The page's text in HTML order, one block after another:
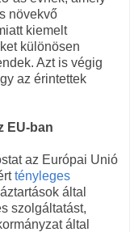
növekvő
kiemelt
különösen
Azt is végig
az érintettek
EU-ban
az Európai Unió
tényleges
által
szolgáltatást,
által